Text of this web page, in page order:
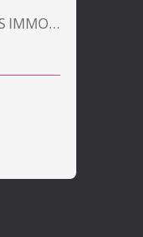
ALSA TRANSACTIONS IMMOBILIERES